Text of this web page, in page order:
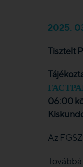
2025.
Tisztelt
06:00
Az